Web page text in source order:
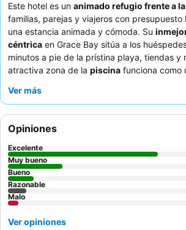
Este hotel es un animado refugio frente a
familias, parejas y viajeros con
una estancia animada y cómoda. Su
céntrica en Grace Bay sitúa a los
minutos a pie de la prístina playa, tiendas y
atractiva zona de la piscina funciona como
complementando a la perfección el
personal y el servicio
deliciososcruasanes
una estancia más tranquila, considere
que no dé a la zona de la piscina.
Ver más
Opiniones
Excelente
Muy bueno
Bueno
Razonable
Malo
Ver opiniones